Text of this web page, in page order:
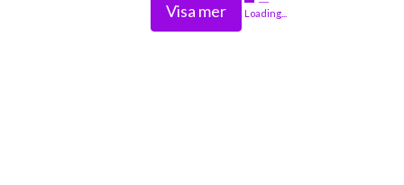
Visa mer Loading...